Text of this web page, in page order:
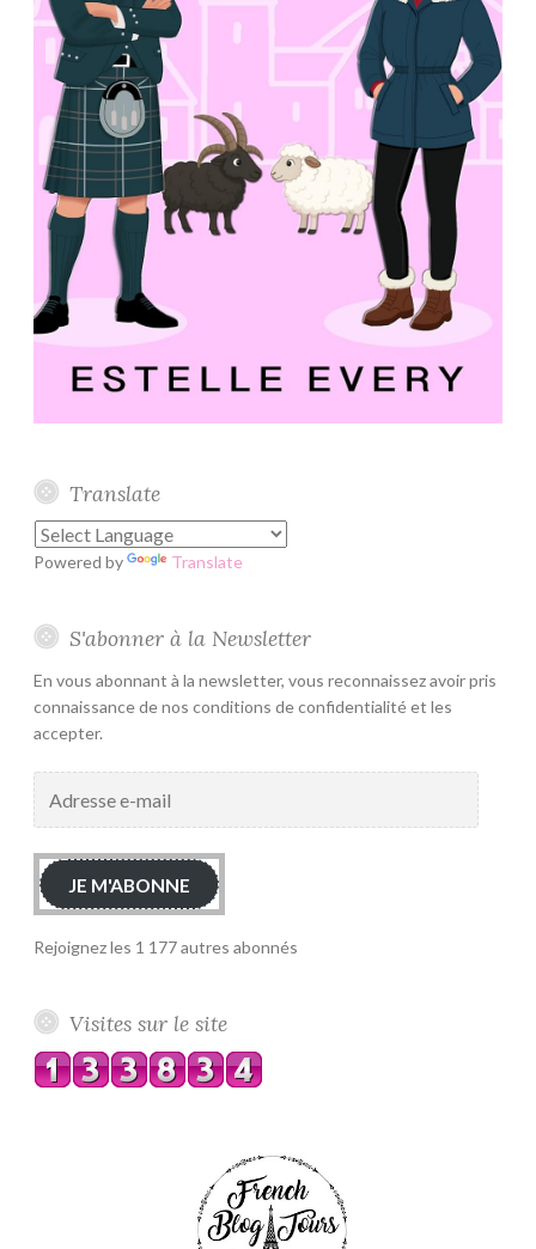
Translate
Powered by Translate
S'abonner à la Newsletter
En vous abonnant à la newsletter, vous reconnaissez avoir pris
connaissance de nos conditions de confidentialité et les
accepter.
JE M'ABONNE
Rejoignez les 1 177 autres abonnés
Visites sur le site